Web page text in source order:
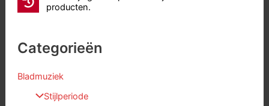
producten.
Categorieën
Bladmuziek
Stijlperiode